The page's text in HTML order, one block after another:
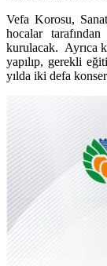
Vefa Korosu,
hocalar tarafından
kurulacak. Ayrıca
yapılıp, gerekli
yılda iki defa